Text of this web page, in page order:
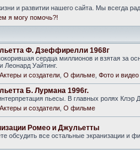
и развитии нашего сайта. Мы всегда
я могу помочь?!
Ф. Дзеффирелли 1968г
сердца миллионов и взятая за
Леонард Уайтинг.
Актеры и создатели О фильме Фото и видео
Б. Лурмана 1996г.
пьесы. В главных ролях Клэр
Актеры и создатели О фильме
Ромео и Джульетты
обсудить все остальные экранизации и